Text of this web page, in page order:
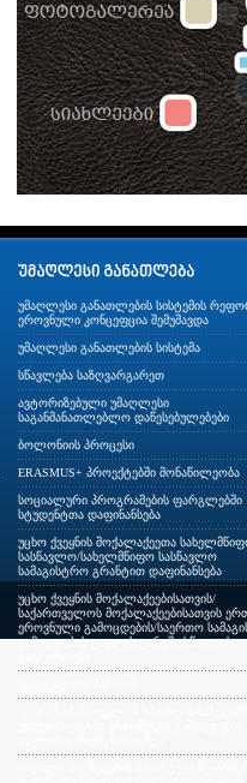
უმაღლესი განათლების სისტემის
ეროვნული კონცეფცია შემუშავდა
უმაღლესი განათლების სისტემა
სწავლება საზღვარგარეთ
ავტორიზებული უმაღლესი
საგანმანათლებლო დაწესებულებები
ბოლონიის პროცესი
ERASMUS+ პროექტებში მონაწილეობა
სოციალური პროგრამების ფარგლებში
სტუდენტთა დაფინანსება
უცხო ქვეყნის მოქალაქეეთა
სასწავლო/სახელმწიფო სასწავლო
სამაგისტრო გრანტით დაფინანსება
უცხო ქვეყნის მოქალაქეებისათვის/
საქართველოს მოქალაქეებისათვის
ეროვნული გამოცდების/საერთო
გამოცდების გავლის გარეშე სწავლის